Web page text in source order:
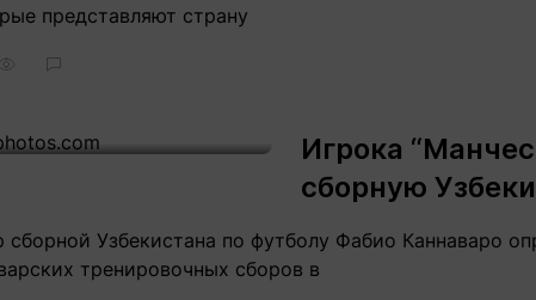
представляют страну
Игрока
сборную
сборной Узбекистана по футболу Фабио Каннаваро
тренировочных сборов в